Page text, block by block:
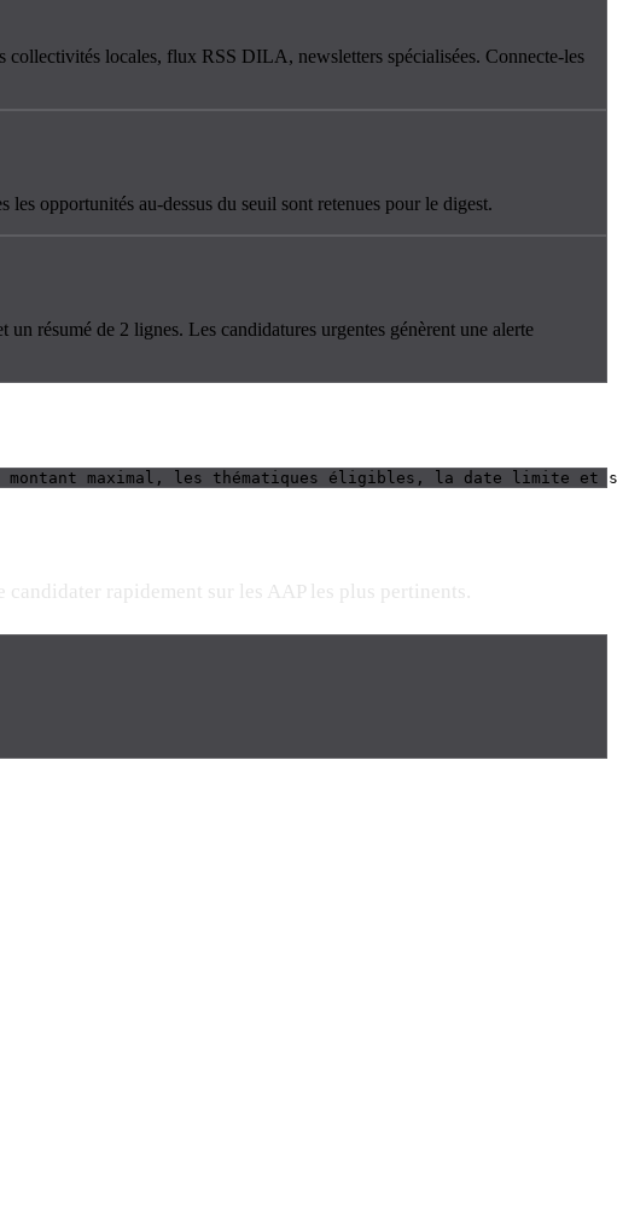
collectivités locales, flux RSS DILA, newsletters spécialisées. Connecte-les
opportunités au-dessus du seuil sont retenues pour le digest.
résumé de 2 lignes. Les candidatures urgentes génèrent une alerte
maximal, les thématiques éligibles, la date limite et
rapidement sur les AAP les plus pertinents.